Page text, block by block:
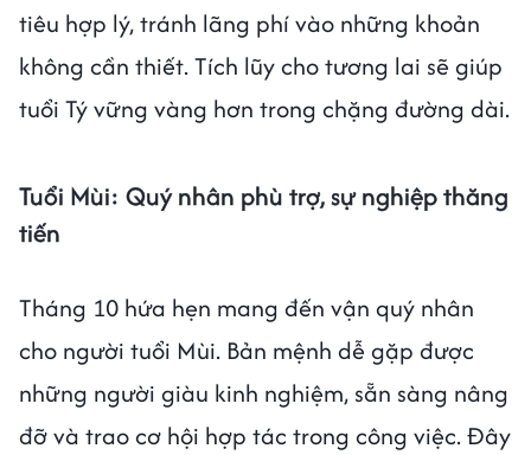
tiêu hợp lý, tránh lãng phí vào những khoản
không cần thiết. Tích lũy cho tương lai sẽ giúp
tuổi Tý vững vàng hơn trong chặng đường dài.
Tuổi Mùi: Quý nhân phù trợ, sự nghiệp thăng
tiến
Tháng 10 hứa hẹn mang đến vận quý nhân
cho người tuổi Mùi. Bản mệnh dễ gặp được
những người giàu kinh nghiệm, sẵn sàng nâng
đỡ và trao cơ hội hợp tác trong công việc. Đây